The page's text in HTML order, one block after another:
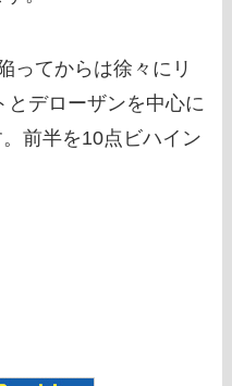
ってからは徐々にリ
とデローザンを中心に
前半を10点ビハイン